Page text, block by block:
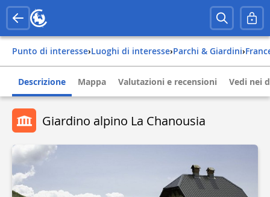
Punto di interesse› Luoghi di interesse› Parchi & Giardini›
Descrizione Mappa Valutazioni e recensioni Vedi nei
Giardino alpino La Chanousia